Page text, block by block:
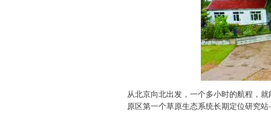
从北京向北出发，一个多小时的航程，
原区第一个草原生态系统长期定位研究